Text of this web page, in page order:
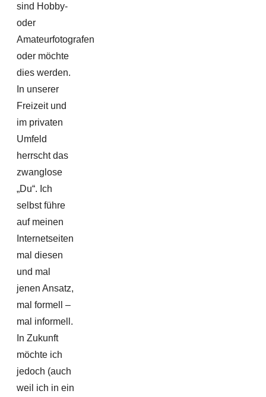
sind Hobby-
oder
Amateurfotografen
oder möchte
dies werden.
In unserer
Freizeit und
im privaten
Umfeld
herrscht das
zwanglose
„Du“. Ich
selbst führe
auf meinen
Internetseiten
mal diesen
und mal
jenen Ansatz,
mal formell –
mal informell.
In Zukunft
möchte ich
jedoch (auch
weil ich in ein